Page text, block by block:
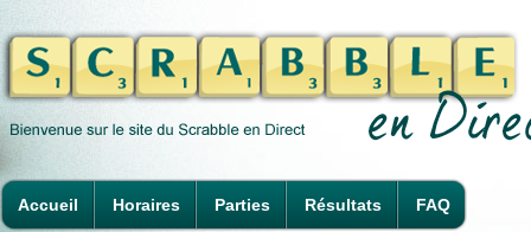
Accueil Horaires Parties Résultats FAQ